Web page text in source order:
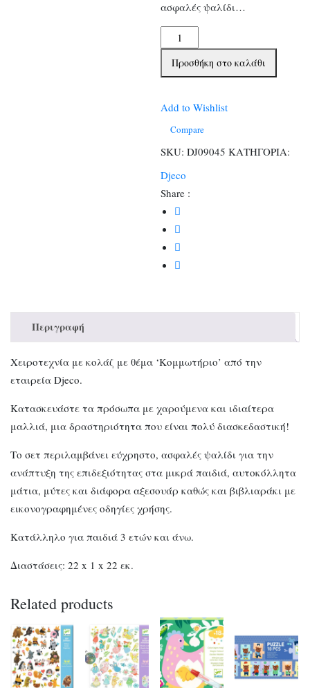
ασφαλές ψαλίδι…
Djeco
Χαρτοκοπτική
Κομμωτήριο
ποσότητα
Προσθήκη στο καλάθι
Add to Wishlist
Compare
SKU: DJ09045 ΚΑΤΗΓΟΡΙΑ:
Djeco
Share :
Περιγραφή
Χειροτεχνία με κολάζ με θέμα ‘Κομμωτήριο’ από την
εταιρεία Djeco.
Κατασκευάστε τα πρόσωπα με χαρούμενα και ιδιαίτερα
μαλλιά, μια δραστηριότητα που είναι πολύ διασκεδαστική!
Το σετ περιλαμβάνει εύχρηστο, ασφαλές ψαλίδι για την
ανάπτυξη της επιδεξιότητας στα μικρά παιδιά, αυτοκόλλητα
μάτια, μύτες και διάφορα αξεσουάρ καθώς και βιβλιαράκι με
εικονογραφημένες οδηγίες χρήσης.
Κατάλληλο για παιδιά 3 ετών και άνω.
Διαστάσεις: 22 x 1 x 22 εκ.
Related products